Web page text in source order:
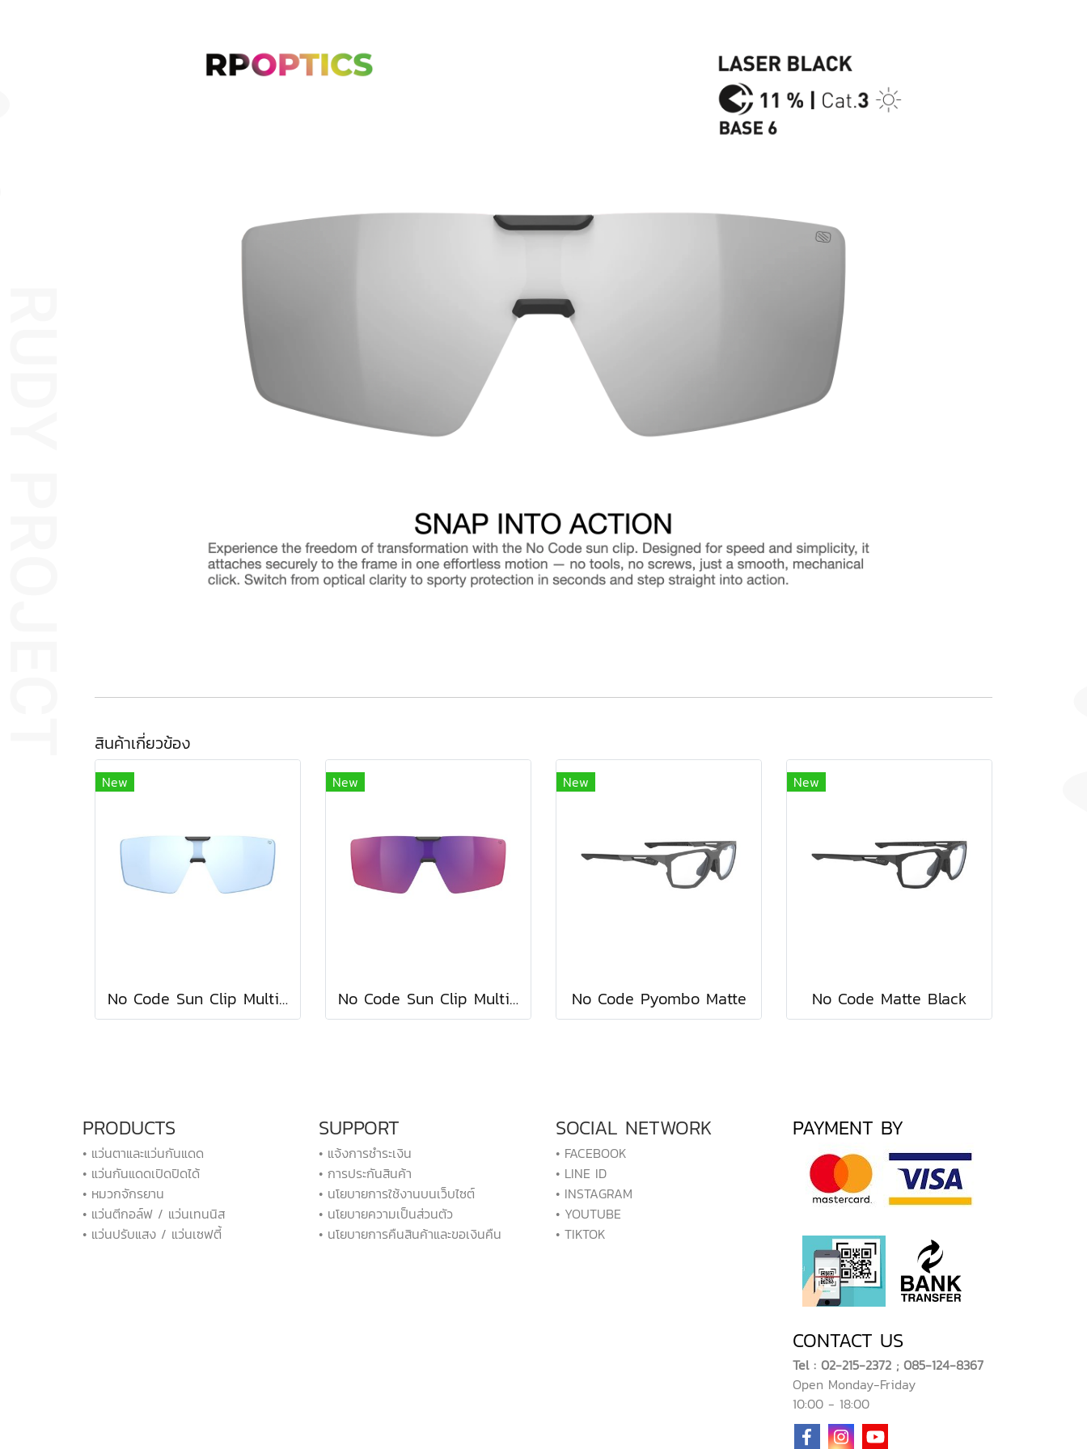
สินค้าเกี่ยวข้อง
New
No Code Sun Clip Multilaser Ice
New
No Code Sun Clip Multilaser Red
New
No Code Pyombo Matte
New
No Code Matte Black
PRODUCTS
• แว่นตาและแว่นกันแดด
• แว่นกันแดดเปิดปิดได้
• หมวกจักรยาน
• แว่นตีกอล์ฟ / แว่นเทนนิส
• แว่นปรับแสง / แว่นเซฟตี้
SUPPORT
• แจ้งการชำระเงิน
• การประกันสินค้า
• นโยบายการใช้งานบนเว็บไซต์
• นโยบายความเป็นส่วนตัว
• นโยบายการคืนสินค้าและขอเงินคืน
SOCIAL NETWORK
• FACEBOOK
• LINE ID
• INSTAGRAM
• YOUTUBE
• TIKTOK
PAYMENT BY
CONTACT US
Tel : 02-215-2372 ; 085-124-8367
Open Monday-Friday
10:00 - 18:00